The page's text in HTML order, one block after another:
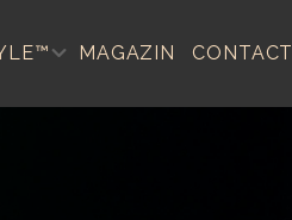
MAGAZIN CONTACT